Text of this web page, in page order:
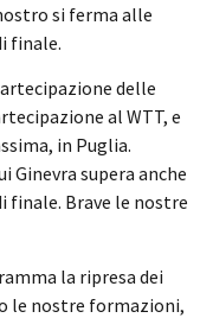
si ferma alle
finale.
delle
al WTT, e
in Puglia.
Ginevra supera anche
finale. Brave le nostre
la ripresa dei
le nostre formazioni,